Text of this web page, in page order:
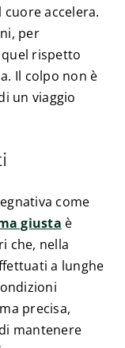
accelera.
per
quel rispetto
Il colpo non è
un viaggio
come
giusta è
che, nella
a lunghe
precisa,
mantenere